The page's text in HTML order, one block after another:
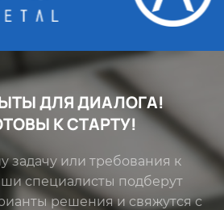
ДЛЯ ДИАЛОГА!
К СТАРТУ!
задачу или требования к
специалисты подберут
решения и свяжутся с